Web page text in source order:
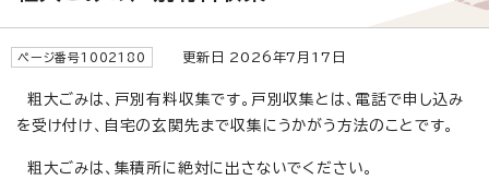
ページ番号1002180 更新日 2026年7月17日
粗大ごみは、戸別有料収集です。戸別収集とは、電話で申し込み
を受け付け、自宅の玄関先まで収集にうかがう方法のことです。
粗大ごみは、集積所に絶対に出さないでください。